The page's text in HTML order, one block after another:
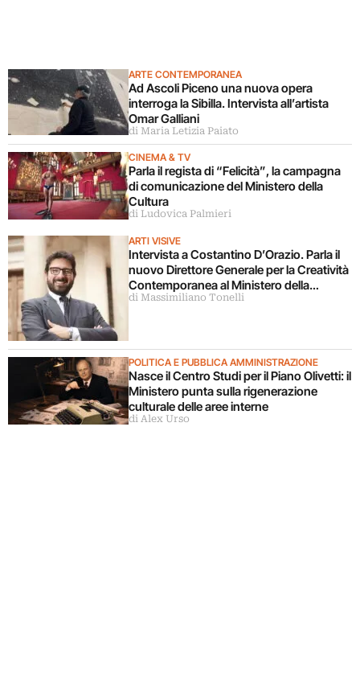
ARTE CONTEMPORANEA
Ad Ascoli Piceno una nuova opera
interroga la Sibilla. Intervista all’artista
Omar Galliani
di Maria Letizia Paiato
CINEMA & TV
Parla il regista di “Felicità”, la campagna
di comunicazione del Ministero della
Cultura
di Ludovica Palmieri
ARTI VISIVE
Intervista a Costantino D’Orazio. Parla il
nuovo Direttore Generale per la Creatività
Contemporanea al Ministero della
Cultura
di Massimiliano Tonelli
POLITICA E PUBBLICA AMMINISTRAZIONE
Nasce il Centro Studi per il Piano Olivetti: il
Ministero punta sulla rigenerazione
culturale delle aree interne
di Alex Urso